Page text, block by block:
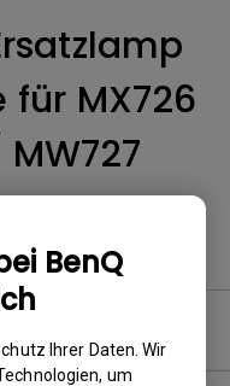
BenQ
Ihrer Daten. Wir
um
für MX726